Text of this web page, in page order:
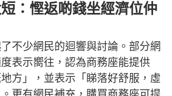
：慳返啲錢坐經濟位仲
不少網民的迴響與討論。部分網
表示嚮往，認為商務座能提供
地方」，並表示「睇落好舒服，虛